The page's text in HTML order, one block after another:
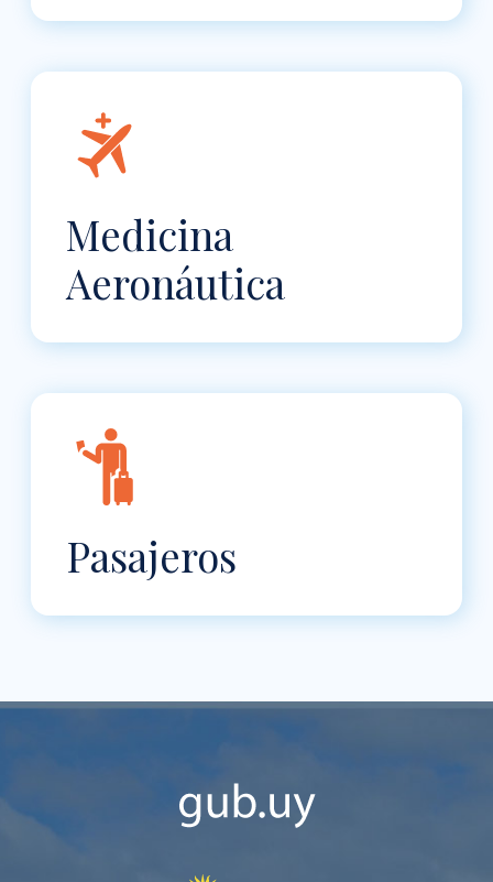
Medicina
Aeronáutica
Pasajeros